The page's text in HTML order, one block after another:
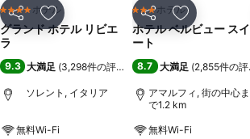
シェア お気に入りに追加
4 ホテルのランク
ホテル
グランド ホテル リビエ
ラ
9.3 大満足 (3,298件の評価
ソレント, イタリア
無料Wi-Fi
シェア お気に入り
3 ホテルのランク
ホテル
ホテル ベルビュー スイ
ート
8.7 大満足 (2,855件の評
アマルフィ, 街の中心ま
で1.2 km
無料Wi-Fi